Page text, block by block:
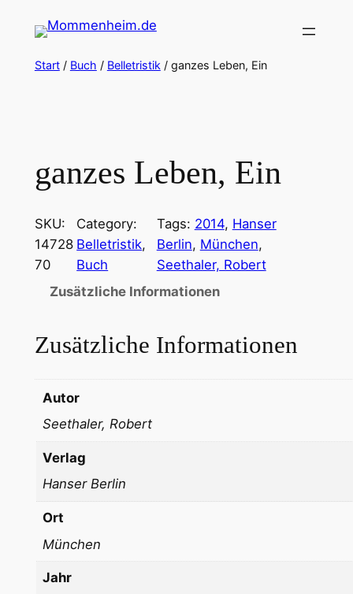
Inhalt
springen
Start/ Buch / Belletristik / ganzes Leben, Ein
ganzes Leben, Ein
SKU:
14728
70
Category:
Belletristik
Buch
Tags: 2014, Hanser
Berlin, München
Seethaler, Robert
Zusätzliche Informationen
Zusätzliche Informationen
Autor
Seethaler, Robert
Verlag
Hanser Berlin
Ort
München
Jahr